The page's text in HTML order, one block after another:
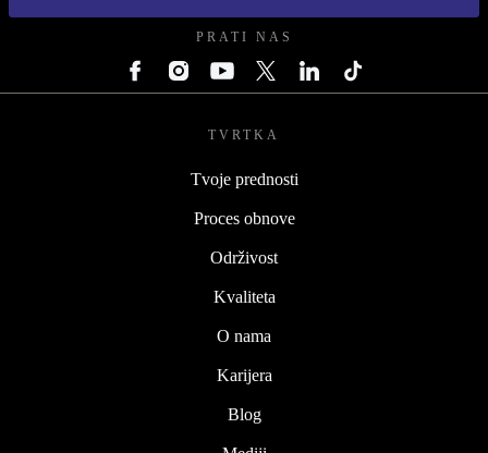
PRATI NAS
TVRTKA
Tvoje prednosti
Proces obnove
Održivost
Kvaliteta
O nama
Karijera
Blog